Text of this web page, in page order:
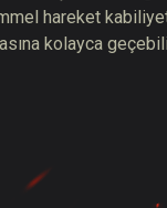
hareket
kolayca